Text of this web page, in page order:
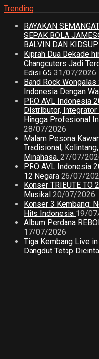
Trending
RAYAKAN
SEPAK BOLA
BALVIN DAN
Kiprah Dua Dekade
Changcuters Jadi
Edisi 65 31/07/2026
Band Rock
Indonesia Dengan
PRO AVL Indonesia
Distributor,
Hingga Profesional
28/07/2026
Malam Pesona
Tradisional,
Minahasa. 27/07/
PRO AVL Indonesia
12 Negara 26/07/
Konser TRIBUTE TO
Musikal 20/07/2026
Konser 3 Kembang:
Hits Indonesia 19/
Album Perdana
17/07/2026
Tiga Kembang Live
Dangdut Tetap